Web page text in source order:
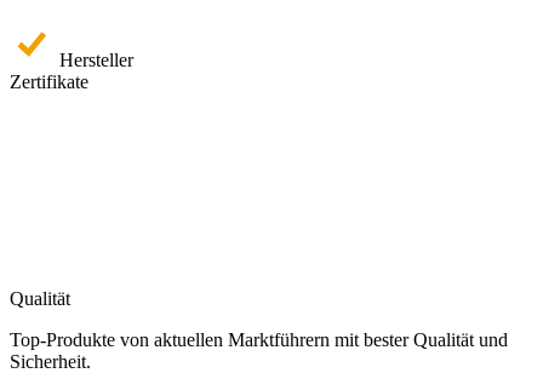
Hersteller
Zertifikate
Qualität
Top-Produkte von aktuellen Marktführern mit bester Qualität und
Sicherheit.